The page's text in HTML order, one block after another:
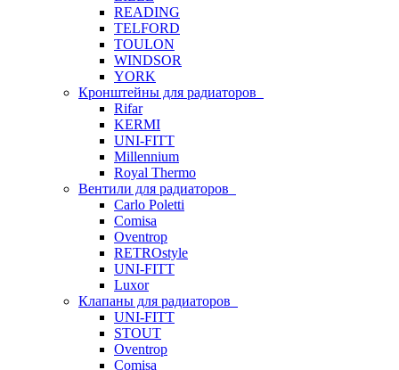
READING
TELFORD
TOULON
WINDSOR
YORK
Кронштейны для радиаторов
Rifar
KERMI
UNI-FITT
Millennium
Royal Thermo
Вентили для радиаторов
Carlo Poletti
Comisa
Oventrop
RETROstyle
UNI-FITT
Luxor
Клапаны для радиаторов
UNI-FITT
STOUT
Oventrop
Comisa